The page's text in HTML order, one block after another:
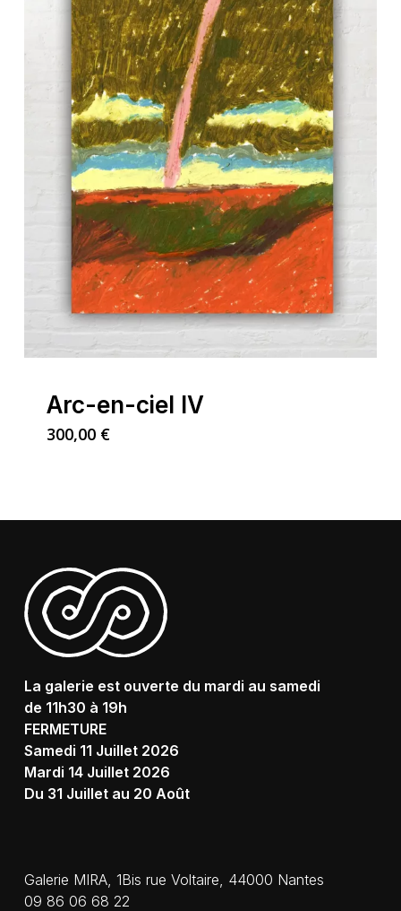
Arc-en-ciel IV
300,00 €
La galerie est ouverte du mardi au samedi
de 11h30 à 19h
FERMETURE
Samedi 11 Juillet 2026
Mardi 14 Juillet 2026
Du 31 Juillet au 20 Août
Galerie MIRA, 1Bis rue Voltaire, 44000 Nantes
09 86 06 68 22